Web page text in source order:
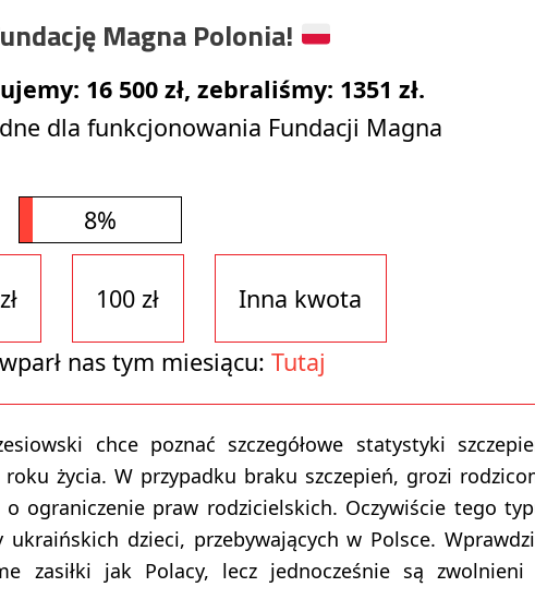
Magna Polonia!
16 500 zł, zebraliśmy: 1351 zł.
dla funkcjonowania Fundacji Magna
8%
100 zł
Inna kwota
nas tym miesiącu: Tutaj
chce poznać szczegółowe statystyki
życia. W przypadku braku szczepień, grozi
ograniczenie praw rodzicielskich. Oczywiście tego
dzieci, przebywających w Polsce.
zasiłki jak Polacy, lecz jednocześnie są zwolnieni